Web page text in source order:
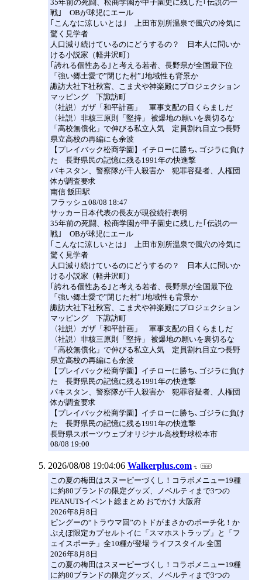
35年前の死闘、松商学園が甲子園史に残した｢伝説の一
戦｣ OBが球児にエール
｢こんなに涼しいとは｣ 上田市別所温泉で風穴の冷気に
驚く見学者
人口減り続けているのにどうするの？ 日本人に問いか
ける小説家（軽井沢町）
｢誇れる個性ある｣と考える若者、長野県が全国最下位
「強い郷土愛で”閉じた村”｣地域性も背景か
諏訪大社下社秋宮、こま犬や神楽殿にプロジェクション
マッピング 下諏訪町
〈社説〉ガザ「和平計画」 軍事支配の目くらましだ
〈社説〉非核三原則「堅持」 被爆地の願いを裏切るな
「高校無償化」で伸びる私立人気 定員割れ目立つ長野
県立高校の再編にも余波
【プレイバック松商学園】イチローに勝ち､ゴジラに負け
た 長野県民の記憶に残る1991年の快進撃
パキスタン、警察隊が千人殺害か 犯罪容疑者、人権団
体が調査要求
南信 飯田駅
フラッシュ08/08 18:47
サッカー日本代表の長友が現役続行表明
35年前の死闘、松商学園が甲子園史に残した｢伝説の一
戦｣ OBが球児にエール
｢こんなに涼しいとは｣ 上田市別所温泉で風穴の冷気に
驚く見学者
人口減り続けているのにどうするの？ 日本人に問いか
ける小説家（軽井沢町）
｢誇れる個性ある｣と考える若者、長野県が全国最下位
「強い郷土愛で”閉じた村”｣地域性も背景か
諏訪大社下社秋宮、こま犬や神楽殿にプロジェクション
マッピング 下諏訪町
〈社説〉ガザ「和平計画」 軍事支配の目くらましだ
〈社説〉非核三原則「堅持」 被爆地の願いを裏切るな
「高校無償化」で伸びる私立人気 定員割れ目立つ長野
県立高校の再編にも余波
【プレイバック松商学園】イチローに勝ち､ゴジラに負け
た 長野県民の記憶に残る1991年の快進撃
パキスタン、警察隊が千人殺害か 犯罪容疑者、人権団
体が調査要求
【プレイバック松商学園】イチローに勝ち､ゴジラに負け
た 長野県民の記憶に残る1991年の快進撃
長野県スポーツウェブオリジナル高校野球松本市
08/08 19:00
2026/08/08 19:04:06 Walkerplus.com
この夏の梅田はスヌーピーづくし！コラボメニュー19種
に約80ブランドの限定グッズ、ノベルティまで3つの
PEANUTSイベント総まとめ おでかけ 大阪府
2026年8月8日
ピングーの“トラウマ回”のトドがまさかのポーチ化！か
ぷえぼ限定カプセルトイに「スマホストラップ」と「フ
ェイスポーチ」全10種が登場 ライフスタイル 全国
2026年8月8日
この夏の梅田はスヌーピーづくし！コラボメニュー19種
に約80ブランドの限定グッズ、ノベルティまで3つの